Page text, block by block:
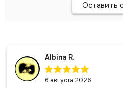
Оставить
Albina R.
6 августа 2026